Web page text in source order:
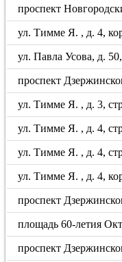
проспект
ул. Тимме Я. , д. 4,
ул. Павла Усова, д.
проспект
ул. Тимме Я. , д. 3,
ул. Тимме Я. , д. 4,
ул. Тимме Я. , д. 4,
ул. Тимме Я. , д. 4,
проспект
площадь 60-летия
проспект